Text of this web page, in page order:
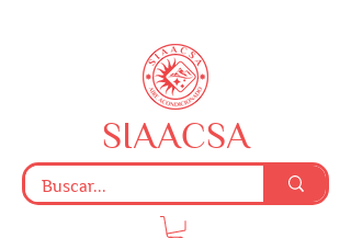
SIAACSA